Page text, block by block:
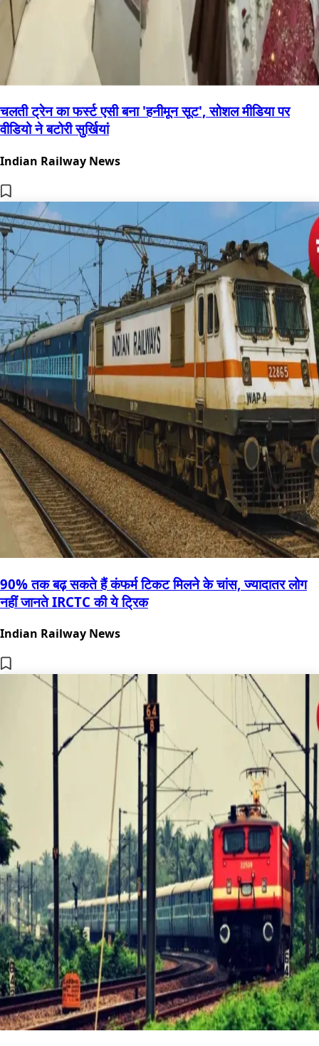
चलती ट्रेन का फर्स्ट एसी बना 'हनीमून सूट', सोशल मीडिया पर
वीडियो ने बटोरी सुर्खियां
Indian Railway News
90% तक बढ़ सकते हैं कंफर्म टिकट मिलने के चांस, ज्यादातर लोग
नहीं जानते IRCTC की ये ट्रिक
Indian Railway News